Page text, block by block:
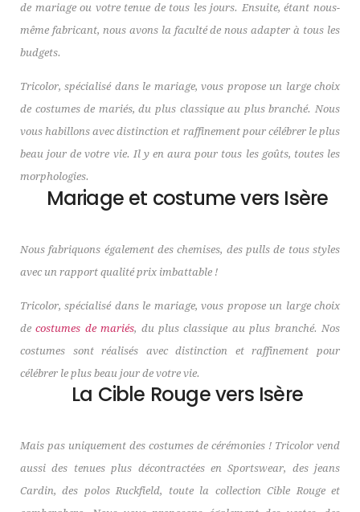
de mariage ou votre tenue de tous les jours. Ensuite, étant nous-
même fabricant, nous avons la faculté de nous adapter à tous les
budgets.
Tricolor, spécialisé dans le mariage, vous propose un large choix
de costumes de mariés, du plus classique au plus branché. Nous
vous habillons avec distinction et raffinement pour célébrer le plus
beau jour de votre vie. Il y en aura pour tous les goûts, toutes les
morphologies.
Mariage et costume vers Isère
Nous fabriquons également des chemises, des pulls de tous styles
avec un rapport qualité prix imbattable !
Tricolor, spécialisé dans le mariage, vous propose un large choix
decostumes de mariés, du plus classique au plus branché. Nos
costumes sont réalisés avec distinction et raffinement pour
célébrer le plus beau jour de votre vie.
La Cible Rouge vers Isère
Mais pas uniquement des costumes de cérémonies ! Tricolor vend
aussi des tenues plus décontractées en Sportswear, des jeans
Cardin, des polos Ruckfield, toute la collection Cible Rouge et